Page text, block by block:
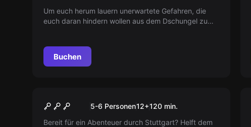
Um euch herum lauern unerwartete Gefahren, die
euch daran hindern wollen aus dem Dschungel zu
Buchen
Neu
Spezialeinheit Kunstraub –
Das Agentendinner
5-6 Personen12+120 min.
Bereit für ein Abenteuer durch Stuttgart? Helft dem